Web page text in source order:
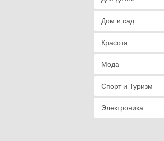
Дом и сад
Красота
Мода
Спорт и Туризм
Электроника